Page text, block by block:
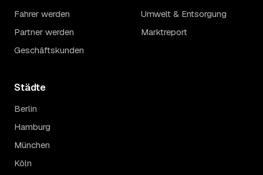
Fahrer werden
Partner werden
Geschäftskunden
Umwelt & Entsorgung
Marktreport
Städte
Berlin
Hamburg
München
Köln